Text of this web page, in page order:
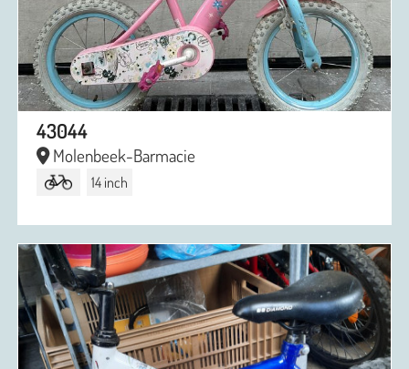
43044
Molenbeek-Barmacie
14 inch